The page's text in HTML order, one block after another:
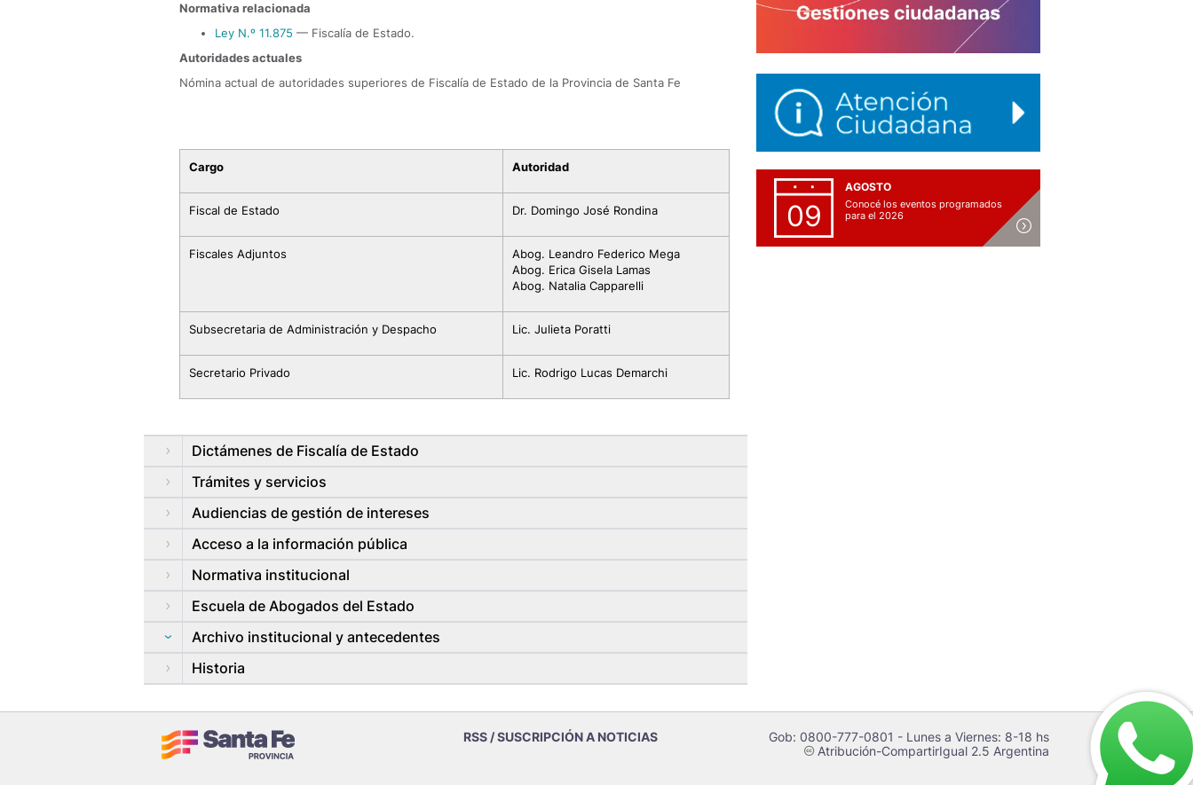
Normativa relacionada
Ley N.º 11.875 — Fiscalía de Estado.
Autoridades actuales
Nómina actual de autoridades superiores de Fiscalía de Estado de la Provincia de Santa Fe
Cargo Autoridad
Fiscal de Estado Dr. Domingo José Rondina
Fiscales Adjuntos
Abog. Leandro Federico Mega
Abog. Erica Gisela Lamas
Abog. Natalia Capparelli
Subsecretaria de Administración y Despacho Lic. Julieta Poratti
Secretario Privado Lic. Rodrigo Lucas Demarchi
Dictámenes de Fiscalía de Estado
Trámites y servicios
Audiencias de gestión de intereses
Acceso a la información pública
Normativa institucional
Escuela de Abogados del Estado
Archivo institucional y antecedentes
Historia
09
AGOSTO
Conocé los eventos programados
para el 2026
RSS / SUSCRIPCIÓN A NOTICIAS Gob: 0800-777-0801 - Lunes a Viernes: 8-18 hs
cAtribución-CompartirIgual 2.5 Argentina